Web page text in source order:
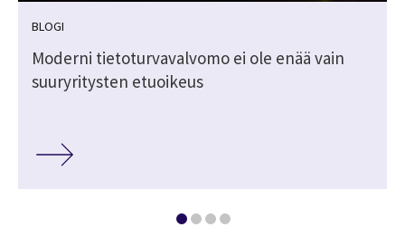
BLOGI
Moderni tietoturvavalvomo ei ole enää vain
suuryritysten etuoikeus